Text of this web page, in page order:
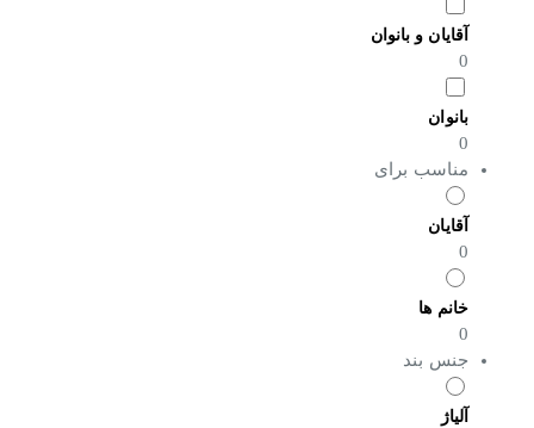
آقایان و بانوان
0
بانوان
0
مناسب برای
آقایان
0
خانم ها
0
جنس بند
آلیاژ